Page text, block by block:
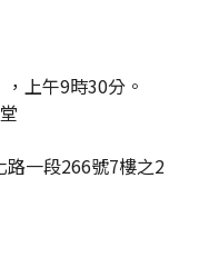
上午9時30分。
路一段266號7樓之2